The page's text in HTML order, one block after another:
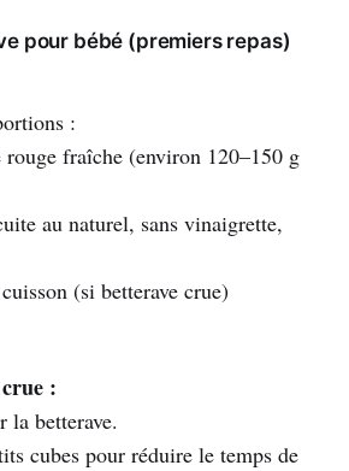
pour bébé (premiers repas)
:
rouge fraîche (environ 120–150 g
au naturel, sans vinaigrette,
(si betterave crue)
:
la betterave.
cubes pour réduire le temps de